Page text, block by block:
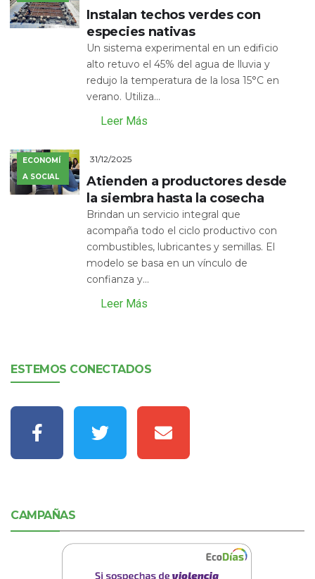
Instalan techos verdes con
especies nativas
Un sistema experimental en un edificio
alto retuvo el 45% del agua de lluvia y
redujo la temperatura de la losa 15°C en
verano. Utiliza...
Leer Más
ECONOMÍ
A SOCIAL
31/12/2025
Atienden a productores desde
la siembra hasta la cosecha
Brindan un servicio integral que
acompaña todo el ciclo productivo con
combustibles, lubricantes y semillas. El
modelo se basa en un vínculo de
confianza y...
Leer Más
ESTEMOS CONECTADOS
CAMPAÑAS